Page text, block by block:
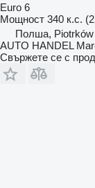
Euro 6
Мощност 340 к.с.
Полша, Piotrków
AUTO HANDEL
Свържете се с